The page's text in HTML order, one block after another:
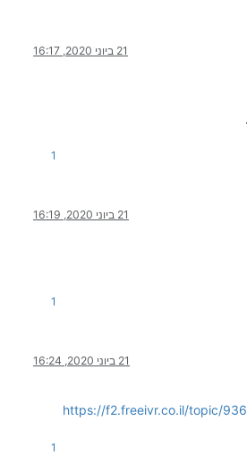
21 ביוני 2020, 16:17
1
21 ביוני 2020, 16:19
1
21 ביוני 2020, 16:24
1